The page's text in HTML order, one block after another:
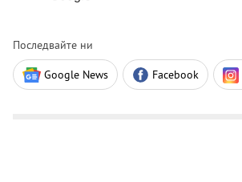
Последвайте ни
Google News Facebook